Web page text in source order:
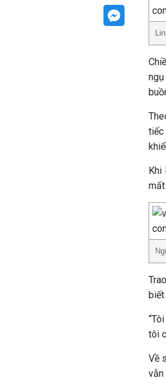
tiếc
Khi
biết
tôi
Về
vẫn